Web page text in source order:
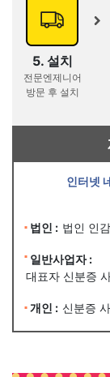
5. 설치
전문엔제니어
방문 후 설치
인터넷
법인 : 법인 인
일반사업자 :
대표자 신분증
개인 : 신분증